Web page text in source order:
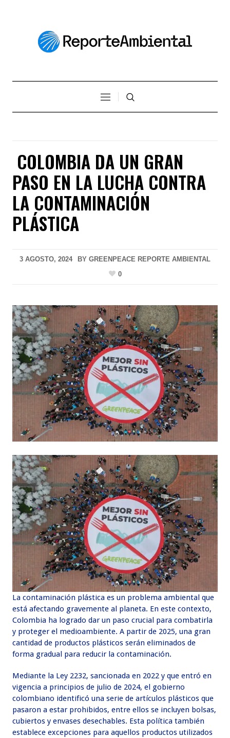
COLOMBIA DA UN GRAN
PASO EN LA LUCHA CONTRA
LA CONTAMINACIÓN
PLÁSTICA
3 AGOSTO, 2024 BY GREENPEACE REPORTE AMBIENTAL
0
La contaminación plástica es un problema ambiental que
está afectando gravemente al planeta. En este contexto,
Colombia ha logrado dar un paso crucial para combatirla
y proteger el medioambiente. A partir de 2025, una gran
cantidad de productos plásticos serán eliminados de
forma gradual para reducir la contaminación.
Mediante la Ley 2232, sancionada en 2022 y que entró en
vigencia a principios de julio de 2024, el gobierno
colombiano identificó una serie de artículos plásticos que
pasaron a estar prohibidos, entre ellos se incluyen bolsas,
cubiertos y envases desechables. Esta política también
establece excepciones para aquellos productos utilizados